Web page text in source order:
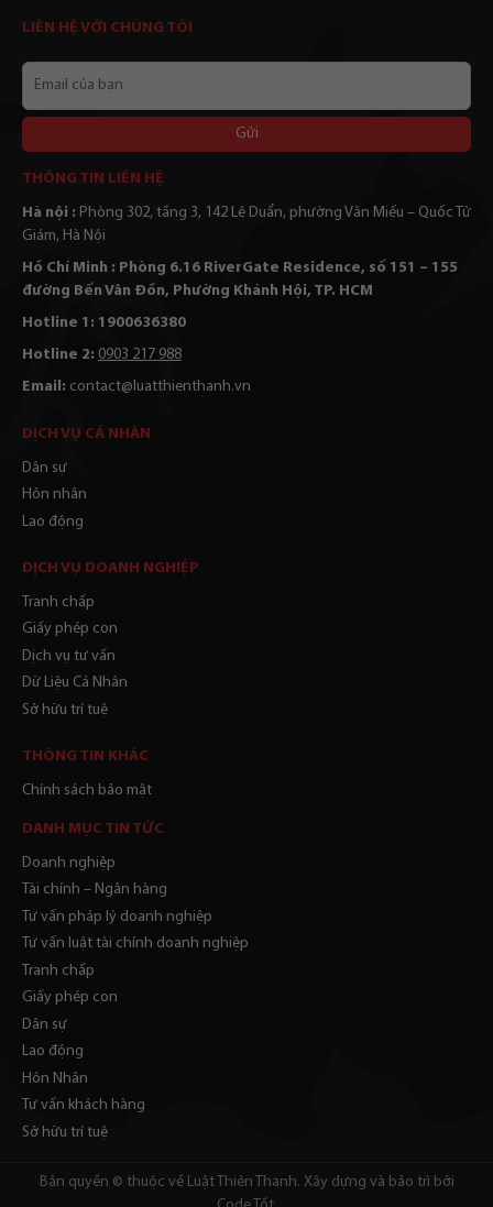
LIÊN HỆ VỚI CHÚNG TÔI
bạn
THÔNG TIN LIÊN HỆ
Hà nội : Phòng 302, tầng 3, 142 Lê Duẩn, phường Văn Miếu – Quốc Tử
Giám, Hà Nội
Hồ Chí Minh : Phòng 6.16 RiverGate Residence, số 151 – 155
đường Bến Vân Đồn, Phường Khánh Hội, TP. HCM
Hotline 1: 1900636380
Hotline 2: 0903 217 988
Email: contact@luatthienthanh.vn
DỊCH VỤ CÁ NHÂN
Dân sự
Hôn nhân
Lao động
DỊCH VỤ DOANH NGHIỆP
Tranh chấp
Giấy phép con
Dịch vụ tư vấn
Dữ Liệu Cá Nhân
Sở hữu trí tuệ
THÔNG TIN KHÁC
Chính sách bảo mật
DANH MỤC TIN TỨC
Doanh nghiệp
Tài chính – Ngân hàng
Tư vấn pháp lý doanh nghiệp
Tư vấn luật tài chính doanh nghiệp
Tranh chấp
Giấy phép con
Dân sự
Lao động
Hôn Nhân
Tư vấn khách hàng
Sở hữu trí tuệ
Bản quyền © thuộc về Luật Thiên Thanh. Xây dựng và bảo trì bởi